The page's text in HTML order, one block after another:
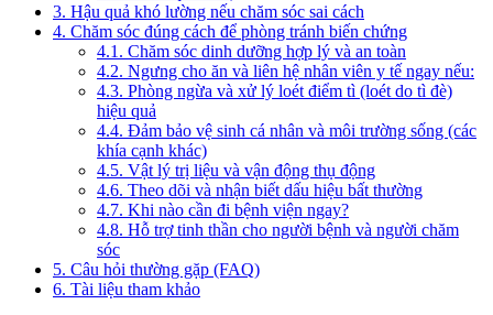
3. Hậu quả khó lường nếu chăm sóc sai cách
4. Chăm sóc đúng cách để phòng tránh biến chứng
4.1. Chăm sóc dinh dưỡng hợp lý và an toàn
4.2. Ngưng cho ăn và liên hệ nhân viên y tế ngay nếu:
4.3. Phòng ngừa và xử lý loét điểm tì (loét do tì đè)
hiệu quả
4.4. Đảm bảo vệ sinh cá nhân và môi trường sống (các
khía cạnh khác)
4.5. Vật lý trị liệu và vận động thụ động
4.6. Theo dõi và nhận biết dấu hiệu bất thường
4.7. Khi nào cần đi bệnh viện ngay?
4.8. Hỗ trợ tinh thần cho người bệnh và người chăm
sóc
5. Câu hỏi thường gặp (FAQ)
6. Tài liệu tham khảo